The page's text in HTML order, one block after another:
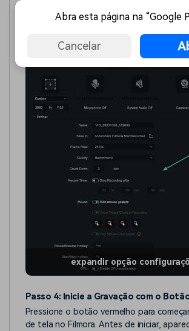
expanda a opção "Configurações".
adicionais conforme sua preferência
qualidade da gravação de tela no Mac.
expandir opção
Passo 4: Inicie a Gravação com o
Pressione o botão vermelho para
de tela no Filmora. Antes de iniciar,
Abra esta página na “Google
Cancelar